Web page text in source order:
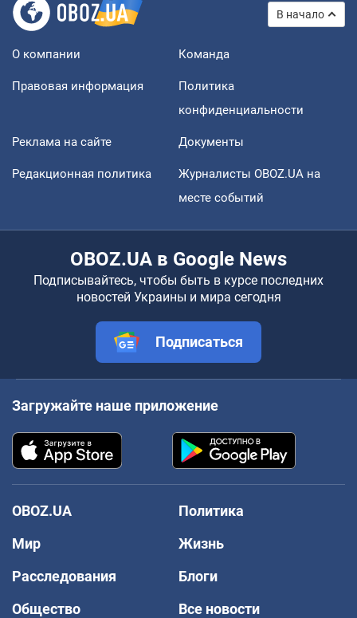
В начало
О компании Команда
Правовая информация
Политика
конфиденциальности
Реклама на сайте Документы
Редакционная политика
Журналисты OBOZ.UA на
месте событий
OBOZ.UA в Google News
Подписывайтесь, чтобы быть в курсе последних
новостей Украины и мира сегодня
Подписаться
Загружайте наше приложение
OBOZ.UA
Политика
Мир
Жизнь
Расследования
Блоги
Общество
Все новости